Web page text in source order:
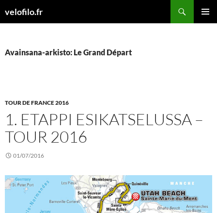
sisältöön
velofilo.fr
Avainsana-arkisto: Le Grand Départ
TOUR DE FRANCE 2016
1. ETAPPI ESIKATSELUSSA –
TOUR 2016
01/07/2016